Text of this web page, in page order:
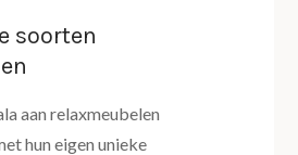
soorten
aan relaxmeubelen
hun eigen unieke